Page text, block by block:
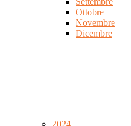
Ottobre
Novembre
Dicembre